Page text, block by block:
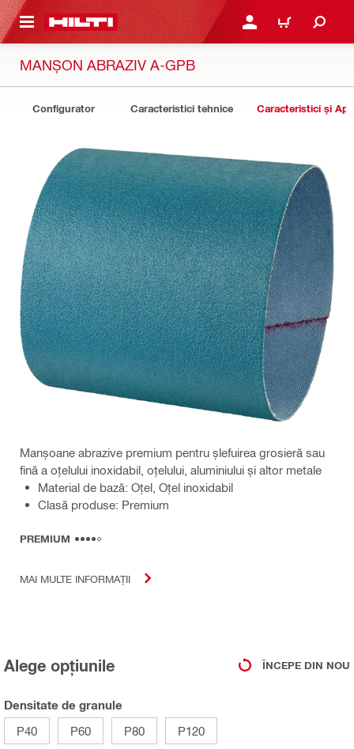
CONTENT CONECTARE SAU
COȘ
MANȘON ABRAZIV A-GPB
Configurator Caracteristici tehnice Caracteristici și
Manșoane abrazive premium pentru șlefuirea grosieră sau
fină a oțelului inoxidabil, oțelului, aluminiului și altor metale
Material de bază: Oţel, Oțel inoxidabil
Clasă produse: Premium
PREMIUM
MAI MULTE INFORMAȚII
Alege opțiunile ÎNCEPE DIN NOU
Densitate de granule
P40
P60 P80 P120